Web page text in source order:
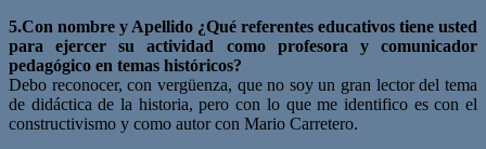
5.Con nombre y Apellido ¿Qué referentes educativos tiene usted
para ejercer su actividad como profesora y comunicador
pedagógico en temas históricos?
Debo reconocer, con vergüenza, que no soy un gran lector del tema
de didáctica de la historia, pero con lo que me identifico es con el
constructivismo y como autor con Mario Carretero.